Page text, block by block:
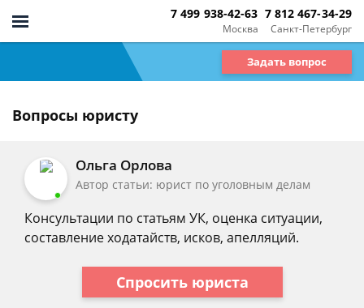
Москва
7 499 938-42-63
Санкт-Петербург
7 812 467-34-29
Задать вопрос
Вопросы юристу
Ольга Орлова
Автор статьи: юрист по уголовным делам
Консультации по статьям УК, оценка ситуации,
составление ходатайств, исков, апелляций.
Спросить юриста